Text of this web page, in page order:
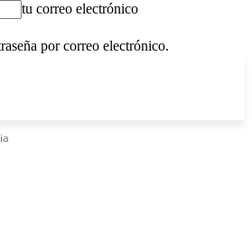
tu correo electrónico
por correo electrónico.